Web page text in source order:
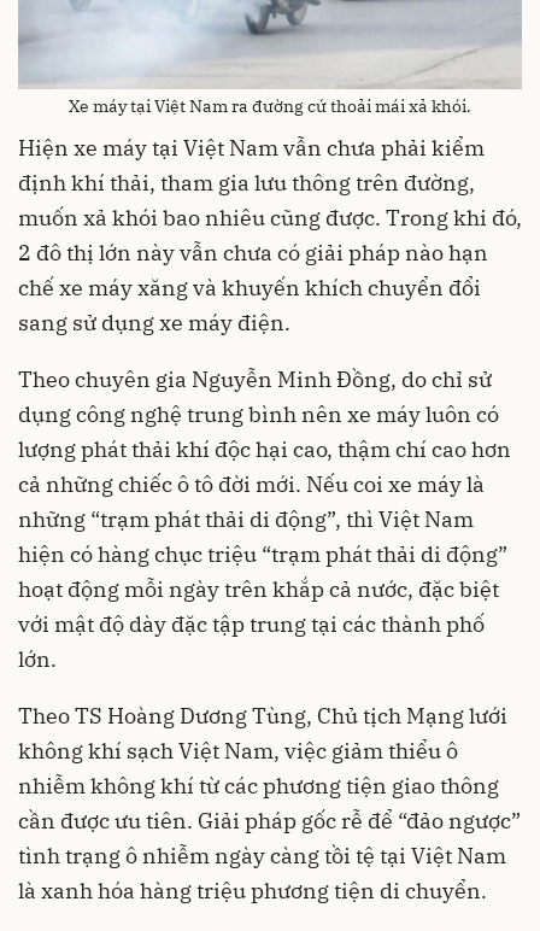
Xe máy tại Việt Nam ra đường cứ thoải mái xả khói.
Hiện xe máy tại Việt Nam vẫn chưa phải kiểm
định khí thải, tham gia lưu thông trên đường,
muốn xả khói bao nhiêu cũng được. Trong khi đó,
2 đô thị lớn này vẫn chưa có giải pháp nào hạn
chế xe máy xăng và khuyến khích chuyển đổi
sang sử dụng xe máy điện.
Theo chuyên gia Nguyễn Minh Đồng, do chỉ sử
dụng công nghệ trung bình nên xe máy luôn có
lượng phát thải khí độc hại cao, thậm chí cao hơn
cả những chiếc ô tô đời mới. Nếu coi xe máy là
những “trạm phát thải di động”, thì Việt Nam
hiện có hàng chục triệu “trạm phát thải di động”
hoạt động mỗi ngày trên khắp cả nước, đặc biệt
với mật độ dày đặc tập trung tại các thành phố
lớn.
Theo TS Hoàng Dương Tùng, Chủ tịch Mạng lưới
không khí sạch Việt Nam, việc giảm thiểu ô
nhiễm không khí từ các phương tiện giao thông
cần được ưu tiên. Giải pháp gốc rễ để “đảo ngược”
tình trạng ô nhiễm ngày càng tồi tệ tại Việt Nam
là xanh hóa hàng triệu phương tiện di chuyển.